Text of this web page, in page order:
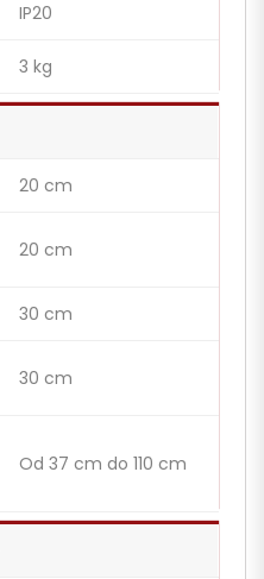
IP20
3 kg
20 cm
20 cm
30 cm
30 cm
Od 37 cm do 110 cm